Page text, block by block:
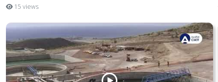
15 views